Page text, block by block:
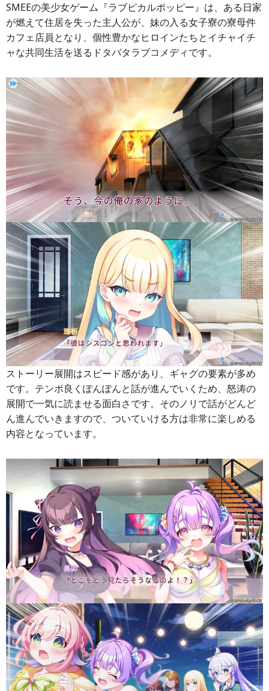
SMEEの美少女ゲーム『ラブピカルポッピー』は、ある日家
が燃えて住居を失った主人公が、妹の入る女子寮の寮母件
カフェ店員となり、個性豊かなヒロインたちとイチャイチ
ャな共同生活を送るドタバタラブコメディです。
ストーリー展開はスピード感があり、ギャグの要素が多め
です。テンポ良くぽんぽんと話が進んでいくため、怒涛の
展開で一気に読ませる面白さです。そのノリで話がどんど
ん進んでいきますので、ついていける方は非常に楽しめる
内容となっています。